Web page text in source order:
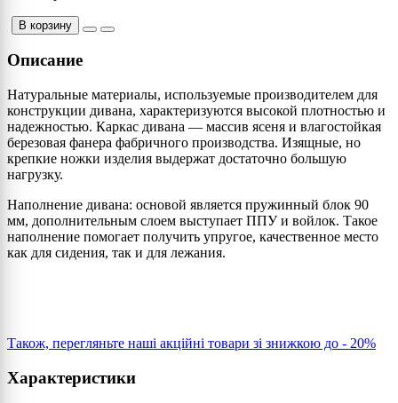
В корзину
Описание
Натуральные материалы, используемые производителем для
конструкции дивана, характеризуются высокой плотностью и
надежностью. Каркас дивана — массив ясеня и влагостойкая
березовая фанера фабричного производства. Изящные, но
крепкие ножки изделия выдержат достаточно большую
нaгрузку.
Наполнение дивана: основой является пружинный блок 90
мм, дополнительным слоем выступает ППУ и войлок. Такое
наполнение помогает получить упругое, качественное место
как для сидения, так и для лежания.
Також, перегляньте наші акційні товари зі знижкою до - 20%
Характеристики